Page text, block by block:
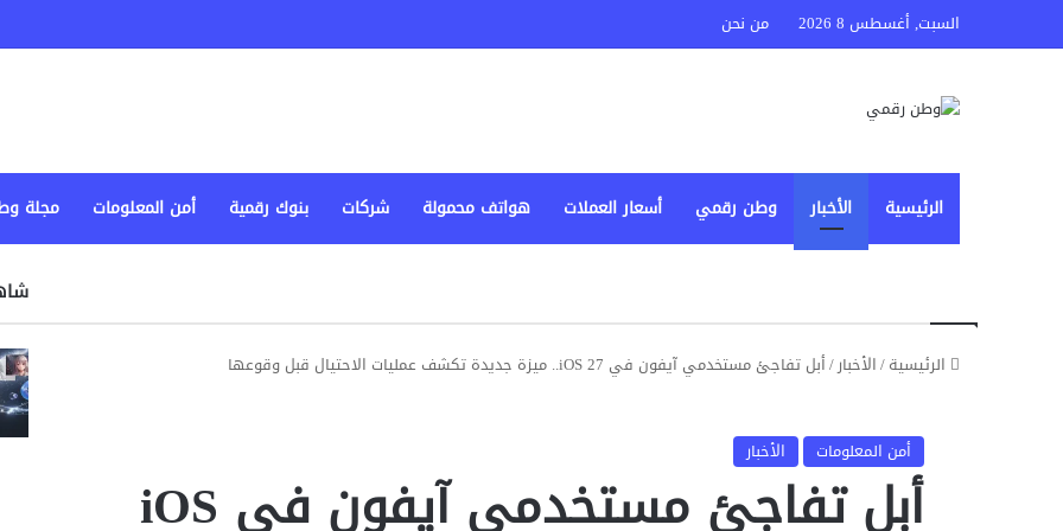
السبت, أغسطس 8 2026 من نحن
الرئيسية الأخبار وطن رقمي أسعار العملات هواتف محمولة شركات بنوك رقمية أمن المعلومات مجلة
الرئيسية/الأخبار/أبل تفاجئ مستخدمي آيفون في iOS 27.. ميزة جديدة تكشف عمليات الاحتيال قبل وقوعها
أمن المعلومات الأخبار
أبل تفاجئ مستخدمي آيفون في iOS